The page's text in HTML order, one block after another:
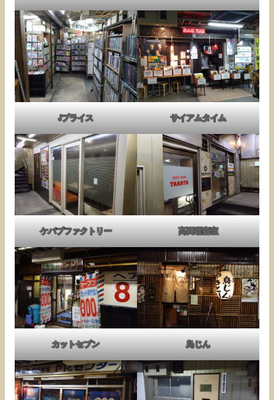
Jプライス サイアムタイム
ケバブファクトリー 高田理容室
カットセブン 鳥じん